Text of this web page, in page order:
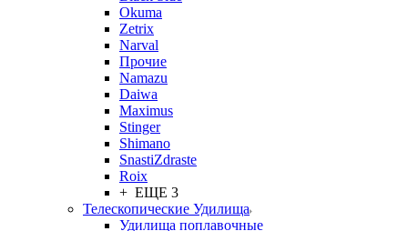
Okuma
Zetrix
Narval
Прочие
Namazu
Daiwa
Maximus
Stinger
Shimano
SnastiZdraste
Roix
+ ЕЩЕ 3
Телескопические Удилища
Удилища поплавочные